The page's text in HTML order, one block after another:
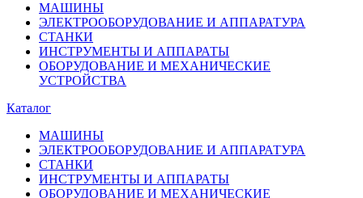
МАШИНЫ
ЭЛЕКТРООБОРУДОВАНИЕ И АППАРАТУРА
СТАНКИ
ИНСТРУМЕНТЫ И АППАРАТЫ
ОБОРУДОВАНИЕ И МЕХАНИЧЕСКИЕ
УСТРОЙСТВА
Каталог
МАШИНЫ
ЭЛЕКТРООБОРУДОВАНИЕ И АППАРАТУРА
СТАНКИ
ИНСТРУМЕНТЫ И АППАРАТЫ
ОБОРУДОВАНИЕ И МЕХАНИЧЕСКИЕ